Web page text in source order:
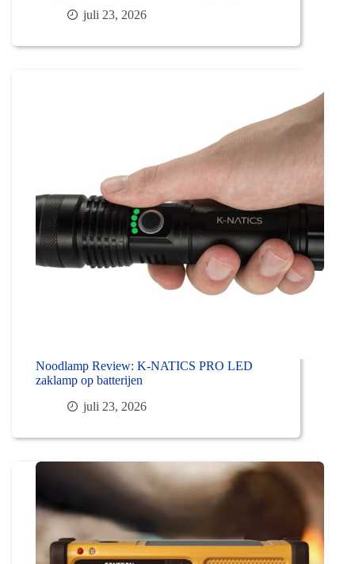
juli 23, 2026
Noodlamp Review: K-NATICS PRO LED
zaklamp op batterijen
juli 23, 2026